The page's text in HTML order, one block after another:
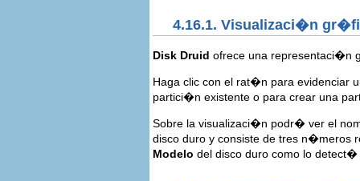
4.16.1. Visualizaci�n
Disk Druid ofrece una representaci�n
Haga clic con el rat�n para evidenciar
partici�n existente o para crear una
Sobre la visualizaci�n podr� ver el
disco duro y consiste de tres n�meros
Modelo del disco duro como lo